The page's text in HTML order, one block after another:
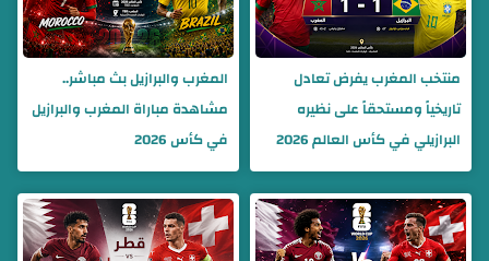
منتخب المغرب يفرض تعادل
تاريخياً ومستحقاً على نظيره
البرازيلي في كأس العالم 2026
المغرب والبرازيل بث مباشر..
مشاهدة مباراة المغرب والبرازيل
في كأس 2026